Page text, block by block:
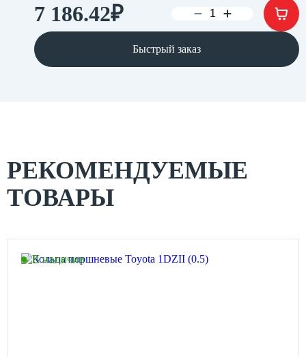
7 186.42₽
Быстрый заказ
РЕКОМЕНДУЕМЫЕ
ТОВАРЫ
В наличии